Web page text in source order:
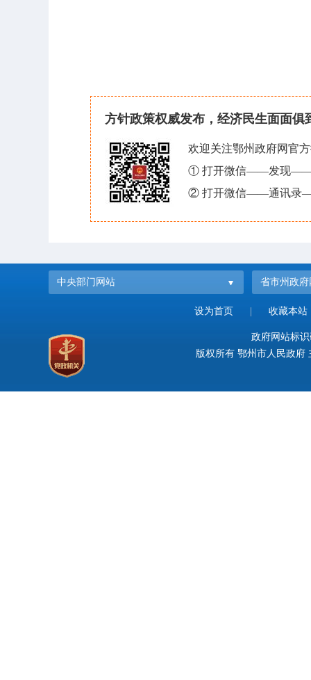
方针政策权威发布，经济民生面面俱
欢迎关注鄂州政府网官
① 打开微信——发现——
② 打开微信——通讯录
中央部门网站 省市州政府
设为首页 收藏本站
政府网站标
版权所有 鄂州市人民政府